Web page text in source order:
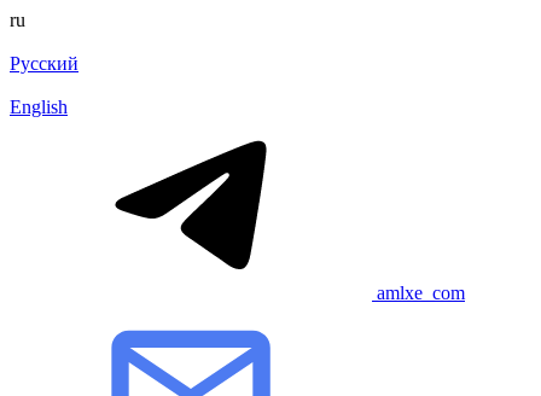
ru
Русский
English
amlxe_com